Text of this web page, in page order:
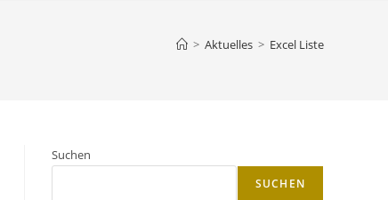
> Aktuelles > Excel Liste
Suchen
SUCHEN